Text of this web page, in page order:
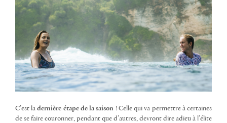
C’est ladernière étape de la saison ! Celle qui va permettre à certaines
de se faire couronner, pendant que d’autres, devront dire adieu à l’élite